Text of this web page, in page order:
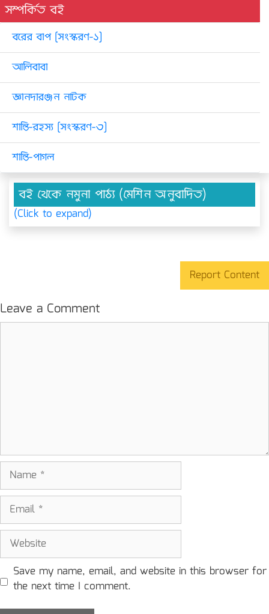
সম্পর্কিত বই
বরের বাপ [সংস্করণ-১]
আলিবাবা
জ্ঞানদারঞ্জন নাটক
শান্তি-রহস্য [সংস্করণ-৩]
শান্তি-পাগল
বই থেকে নমুনা পাঠ্য (মেশিন অনুবাদিত)
(Click to expand)
Report Content
Leave a Comment
Name
Email
Website
Save my name, email, and website in this browser for
the next time I comment.